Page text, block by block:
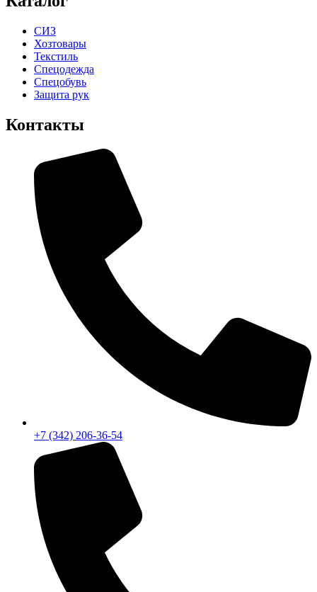
СИЗ
Хозтовары
Текстиль
Спецодежда
Спецобувь
Защита рук
Контакты
+7 (342) 206-36-54